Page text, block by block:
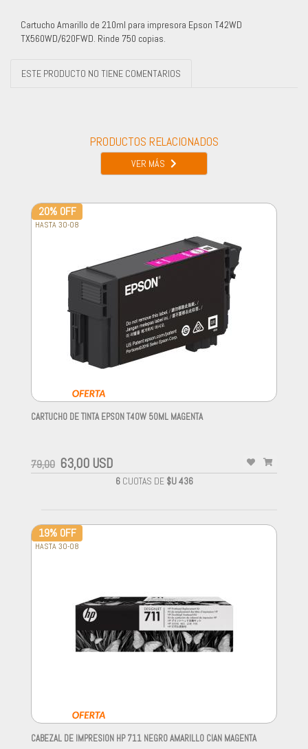
Cartucho Amarillo de 210ml para impresora Epson T42WD
TX560WD/620FWD. Rinde 750 copias.
ESTE PRODUCTO NO TIENE COMENTARIOS
PRODUCTOS RELACIONADOS
VER MÁS
20% OFF
HASTA 30-08
CARTUCHO DE TINTA EPSON T40W 50ML MAGENTA
79,00 63,00 USD
6CUOTAS DE $U 436
19% OFF
HASTA 30-08
CABEZAL DE IMPRESION HP 711 NEGRO AMARILLO CIAN MAGENTA